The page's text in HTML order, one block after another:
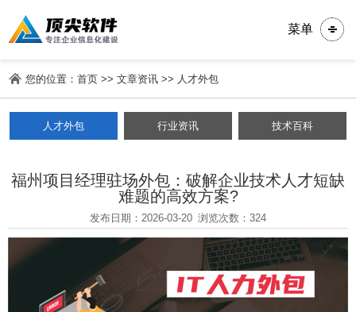
菜单
您的位置：首页 >>文章资讯 >> 人才外包
人才外包 行业资讯 技术百科
福州项目经理驻场外包：破解企业技术人才短缺
难题的高效方案?
发布日期：2026-03-20 浏览次数：324